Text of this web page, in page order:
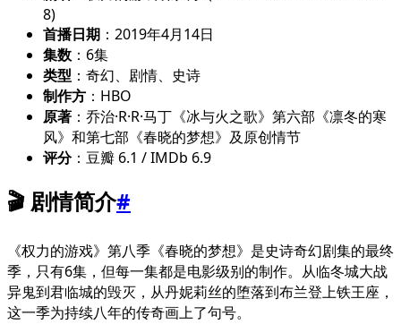
8)
首播日期 ：2019年4月14日
集数 ：6集
类型 ：奇幻、剧情、史诗
制作方 ：HBO
原著 ：乔治·R·R·马丁《冰与火之歌》第六部《凛冬的寒
风》和第七部《春晓的梦想》及原创情节
评分：豆瓣 6.1 / IMDb 6.9
🎬 剧情简介#
《权力的游戏》第八季《春晓的梦想》是史诗奇幻剧集的最终
季，只有6集，但每一集都是电影级别的制作。从临冬城大战
异鬼到君临城的毁灭，从丹妮莉丝的堕落到布兰登上铁王座，
这一季为持续八年的传奇画上了句号。